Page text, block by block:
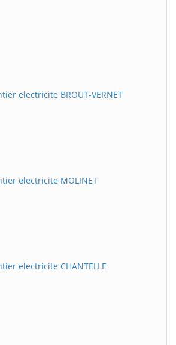
electricite BROUT-VERNET
electricite MOLINET
electricite CHANTELLE